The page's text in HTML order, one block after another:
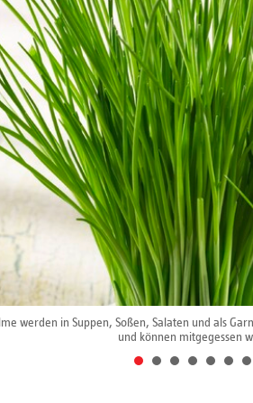
werden in Suppen, Soßen, Salaten und als
und können mitgegessen